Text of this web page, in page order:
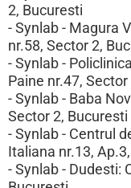
2, Bucuresti
- Synlab - Magura
nr.58, Sector 2,
- Synlab -
Paine nr.47,
- Synlab - Baba
Sector 2, Bucuresti
- Synlab - Centrul
Italiana nr.13,
- Synlab - Dudesti: